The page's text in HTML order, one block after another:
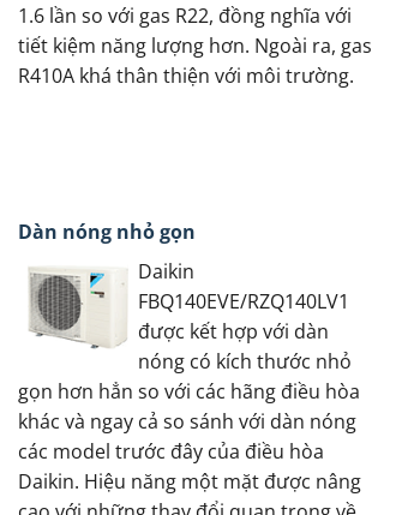
1.6 lần so với gas R22, đồng nghĩa với
tiết kiệm năng lượng hơn. Ngoài ra, gas
R410A khá thân thiện với môi trường.
Dàn nóng nhỏ gọn
Daikin
FBQ140EVE/RZQ140LV1
được kết hợp với dàn
nóng có kích thước nhỏ
gọn hơn hẳn so với các hãng điều hòa
khác và ngay cả so sánh với dàn nóng
các model trước đây của điều hòa
Daikin. Hiệu năng một mặt được nâng